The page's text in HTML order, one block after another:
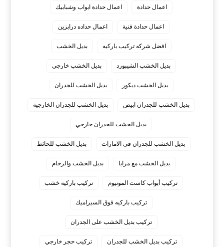
اعمال حدادة اعمال حدادة ابواب وشبابيك
اعمال حدادة فنية اعمال حداده درابزين
افضل شركه تركيب باركيه بديل الخشب
بديل الخشب الشيبورد بديل الخشب خارجي
بديل الخشب ديكور بديل الخشب للجدران
بديل الخشب للجدران ابيض بديل الخشب للجدران الخارجية
بديل الخشب للجدران خارجي
بديل الخشب للجدران في الامارات بديل الخشب للحائط
بديل الخشب مع مرايا بديل الخشب والرخام
تركيب أبواب كاست المونيوم تركيب باركيه خشب
تركيب باركيه فوق السيراميك
تركيب بديل الخشب على الجدران
تركيب بديل الخشب للجدران تركيب حجر خارجي